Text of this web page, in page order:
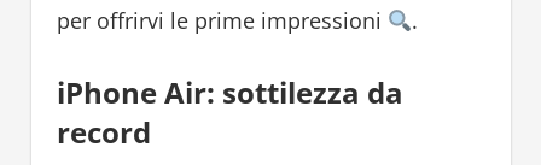
per offrirvi le prime impressioni
.
iPhone Air: sottilezza da
record